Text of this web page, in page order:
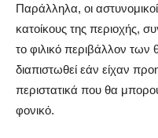
Παράλληλα, οι
κατοίκους της περιοχής,
το φιλικό περιβάλλον
διαπιστωθεί εάν είχαν
περιστατικά που θα
φονικό.